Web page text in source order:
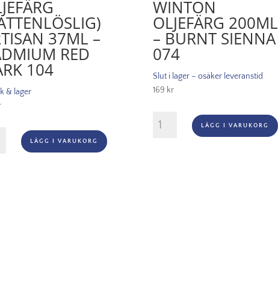
37ML –
RED
104
& lager
LÄGG I VARUKORG
WINTON
OLJEFÄRG 200ML
– BURNT SIENNA
074
Slut i lager – osäker leveranstid
169 kr
Winton
Oljefärg
LÄGG I VARUKORG